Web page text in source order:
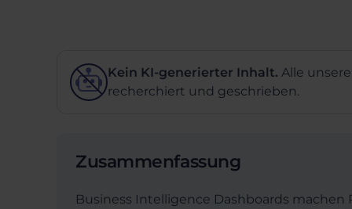
Kein KI-generierter Inhalt. Alle
recherchiert und geschrieben.
Zusammenfassung
Business Intelligence Dashboards